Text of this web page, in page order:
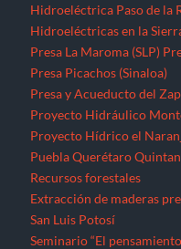
Hidroeléctrica Paso de la
Hidroeléctricas en la
Presa La Maroma (SLP)
Presa Picachos (Sinaloa)
Presa y Acueducto del
Proyecto Hidráulico
Proyecto Hídrico el
Puebla Querétaro
Recursos forestales
Extracción de maderas
San Luis Potosí
Seminario “El